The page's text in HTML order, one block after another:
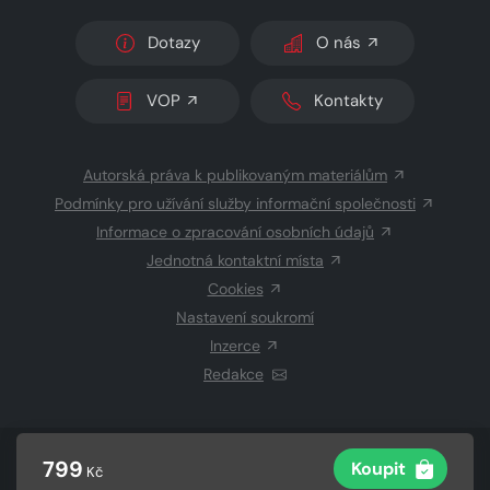
799 Kč Koupit
Dotazy O nás
VOP Kontakty
Autorská práva k publikovaným materiálům
Podmínky pro užívání služby informační společnosti
Informace o zpracování osobních údajů
Jednotná kontaktní místa
Cookies
Nastavení soukromí
Inzerce
Redakce
© 2026 Copyright CZECH NEWS CENTER a.s.a dodavatelé